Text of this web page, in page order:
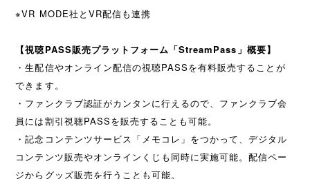
※VR MODE社とVR配信も連携
【視聴PASS販売プラットフォーム「StreamPass」概要】
・生配信やオンライン配信の視聴PASSを有料販売することが
できます。
・ファンクラブ認証がカンタンに行えるので、ファンクラブ会
員には割引視聴PASSを販売することも可能。
・記念コンテンツサービス「メモコレ」をつかって、デジタル
コンテンツ販売やオンラインくじも同時に実施可能。配信ペー
ジからグッズ販売を行うことも可能。